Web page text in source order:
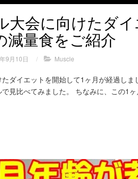
大会に向けたダ
減量食をご紹介
9月10日 / Muscle
ダイエットを開始して1ヶ月が経過し
見比べてみました。 ちなみに、この1